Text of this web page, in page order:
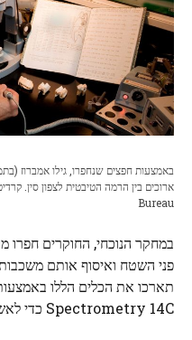
באמצעות חפצים שנחפרו, גילו אמברוז
Bureau
פני השטח ואיסוף אותם
Spectrometry 14C כדי לאשר את גילם והרכבם.